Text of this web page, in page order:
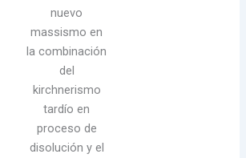
nuevo
massismo en
la combinación
del
kirchnerismo
tardío en
proceso de
disolución y el